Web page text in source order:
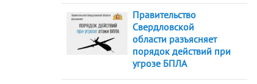
Правительство
Свердловской
области разъясняет
порядок действий при
угрозе БПЛА